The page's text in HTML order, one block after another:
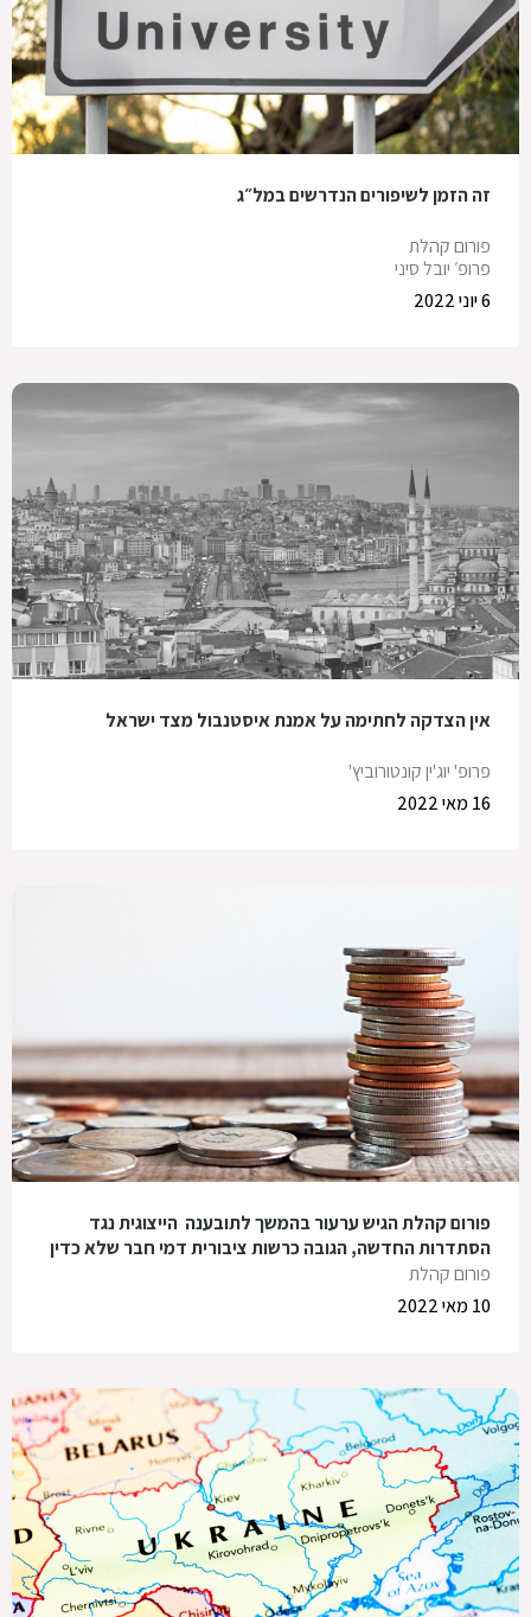
זה הזמן לשיפורים הנדרשים במל״ג
פורום קהלת
פרופ׳ יובל סיני
6 יוני 2022
אין הצדקה לחתימה על אמנת איסטנבול מצד ישראל
פרופ' יוג'ין קונטורוביץ'
16 מאי 2022
פורום קהלת הגיש ערעור בהמשך לתובענה הייצוגית נגד
הסתדרות החדשה, הגובה כרשות ציבורית דמי חבר שלא כדין
פורום קהלת
10 מאי 2022